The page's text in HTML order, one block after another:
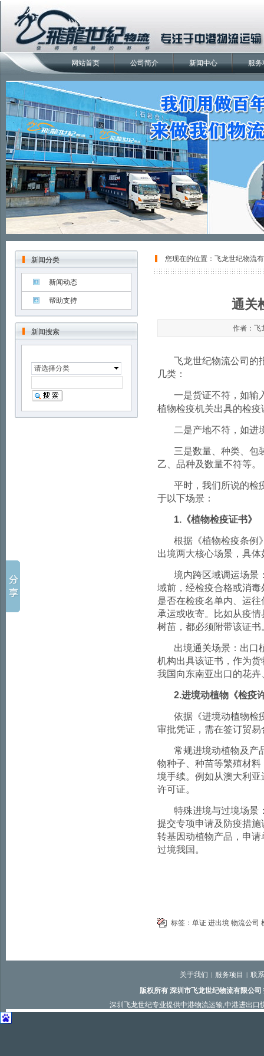
网站首页 公司简介 新闻中心 服务
您现在的位置： 飞龙世纪物流
新闻搜索
请选择分类
新闻分类
新闻动态
帮助支持 通关
作者：
飞龙世纪物流公司的
几类：
一是货证不符，如输
植物检疫机关出具的检
二是产地不符，如进
三是数量、种类、包
乙、品种及数量不符等。
平时，我们所说的检
于以下场景：
1. 《植物检疫证书》
根据《植物检疫条例
出境两大核心场景，具体
境内跨区域调运场景
域前，经检疫合格或消
是否在检疫名单内、运
承运或收寄。比如从疫
树苗，都必须附带该证书
出境通关场景：出口
机构出具该证书，作为
我国向东南亚出口的花
2.进境动植物《检疫
依据《进境动植物检
审批凭证，需在签订贸
常规进境动植物及产
物种子、种苗等繁殖材
境手续。例如从澳大利
许可证。
特殊进境与过境场景
提交专项申请及防疫措
转基因动植物产品，申
过境我国。
标签： 单证 进出境 物流公司
关于我们 | 服务项目 | 联
版权所有 深圳市飞龙世纪物流有限公司
深圳飞龙世纪专业提供中港物流运输,中港进出口